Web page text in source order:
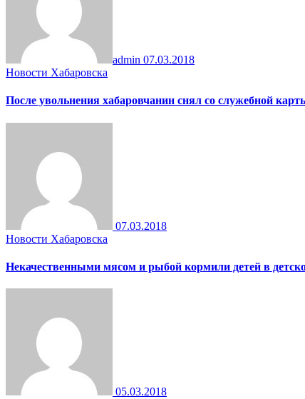
admin 07.03.2018
Новости Хабаровска
После увольнения хабаровчанин снял со служебной
07.03.2018
Новости Хабаровска
Некачественными мясом и рыбой кормили детей в
05.03.2018